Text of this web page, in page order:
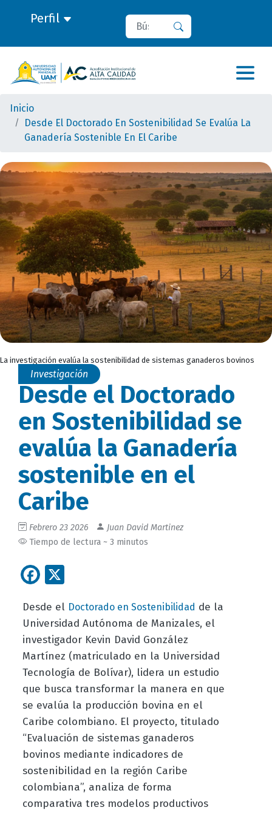
Perfil Buscar
Inicio
Desde El Doctorado En Sostenibilidad Se Evalúa La
Ganadería Sostenible En El Caribe
La investigación evalúa la sostenibilidad de sistemas ganaderos bovinos
Investigación
Desde el Doctorado
en Sostenibilidad se
evalúa la Ganadería
sostenible en el
Caribe
Febrero 23 2026
Juan David Martinez
Tiempo de lectura ~ 3 minutos
Facebook
Desde el Doctorado en Sostenibilidad de la
Universidad Autónoma de Manizales, el
investigador Kevin David González
Martínez (matriculado en la Universidad
Tecnología de Bolívar), lidera un estudio
que busca transformar la manera en que
se evalúa la producción bovina en el
Caribe colombiano. El proyecto, titulado
“Evaluación de sistemas ganaderos
bovinos mediante indicadores de
sostenibilidad en la región Caribe
colombiana”, analiza de forma
comparativa tres modelos productivos